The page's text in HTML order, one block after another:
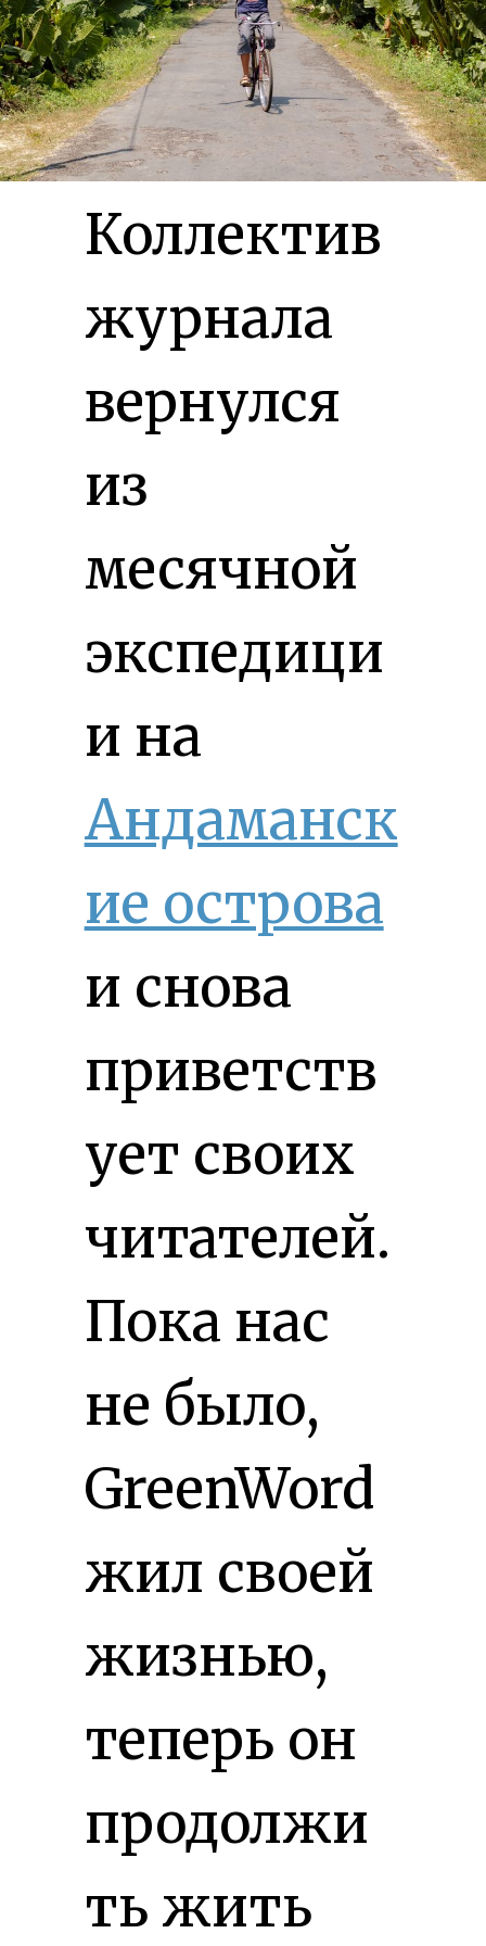
Коллектив
журнала
вернулся
из
месячной
экспедици
и на
Андаманск
ие острова
и снова
приветств
ует своих
читателей.
Пока нас
не было,
GreenWord
жил своей
жизнью,
теперь он
продолжи
ть жить